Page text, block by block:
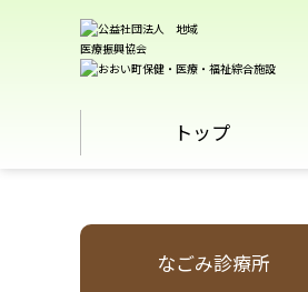
トップ
なごみ診療所